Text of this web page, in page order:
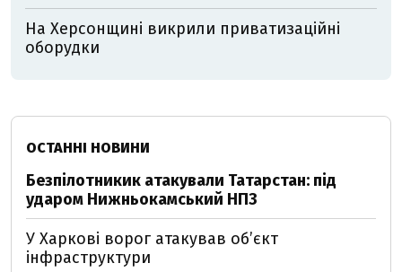
На Херсонщині викрили приватизаційні
оборудки
ОСТАННІ НОВИНИ
Безпілотникик атакували Татарстан: під
ударом Нижньокамський НПЗ
У Харкові ворог атакував обʼєкт
інфраструктури